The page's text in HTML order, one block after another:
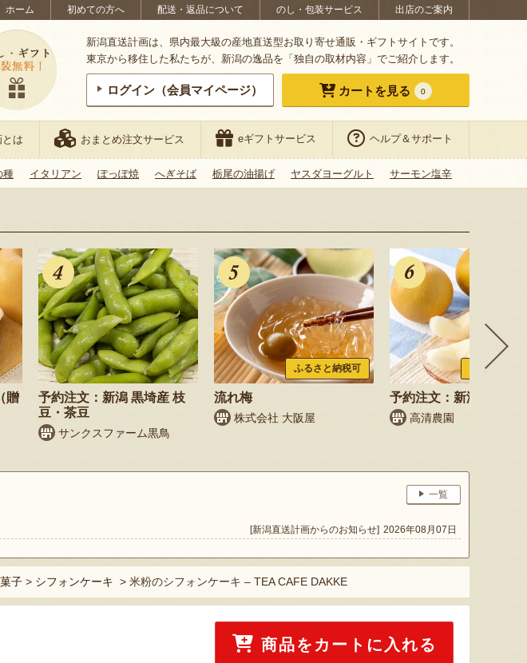
ホーム 初めての方へ 配送・返品について のし・包装サービス 出店のご案内
新潟直送計画は、県内最大級の産地直送型お取り寄せ通販・ギフトサイトです。
東京から移住した私たちが、新潟の逸品を「独自の取材内容」でご紹介します。
ログイン（会員マイページ） カートを見る 0
は おまとめ注文サービス eギフトサービス ヘルプ＆サポート
種 イタリアン ぽっぽ焼 へぎそば 栃尾の油揚げ ヤスダヨーグルト サーモン塩辛
贈
予約注文：新潟 黒埼産 枝
豆・茶豆
サンクスファーム黒鳥
ふるさと納税可
流れ梅
株式会社 大阪屋
ふるさと納
予約注文：新潟県産 梨
高清農園
一覧
[新潟直送計画からのお知らせ] 2026年08月07日
子 > シフォンケーキ > 米粉のシフォンケーキ – TEA CAFE DAKKE
商品をカートに入れる